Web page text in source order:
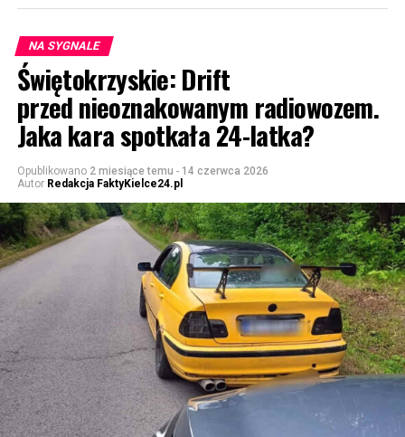
NA SYGNALE
Świętokrzyskie: Drift
przed nieoznakowanym radiowozem.
Jaka kara spotkała 24-latka?
Opublikowano 2 miesiące temu - 14 czerwca 2026
Autor Redakcja FaktyKielce24.pl